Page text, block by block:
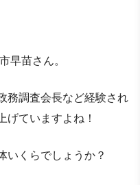
早苗さん。
務調査会長など経験され
げていますよね！
いくらでしょうか？